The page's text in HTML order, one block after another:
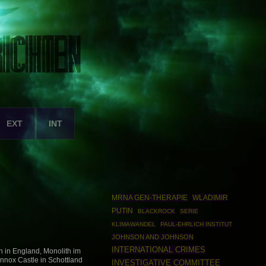
EXT INT
in England, Monolith im
Castle in Schottland
MRNA GEN-THERAPIE
WLADIMIR
PUTIN
BLACKROCK
SERIE
KLIMAWANDEL
PAUL-EHRLICH INSTITUT
JOHNSON AND JOHNSON
INTERNATIONAL CRIMES
INVESTIGATIVE COMMITTEE